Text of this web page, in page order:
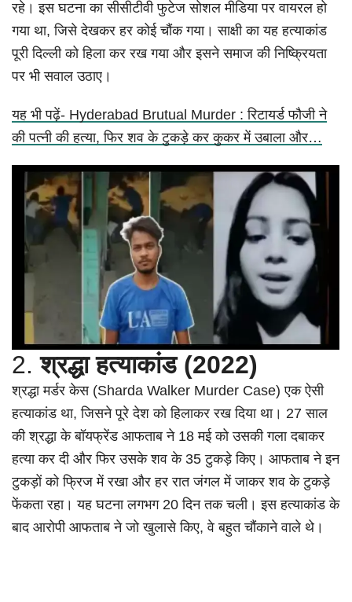
रहे। इस घटना का सीसीटीवी फुटेज सोशल मीडिया पर वायरल हो
गया था, जिसे देखकर हर कोई चौंक गया। साक्षी का यह हत्याकांड
पूरी दिल्ली को हिला कर रख गया और इसने समाज की निष्क्रियता
पर भी सवाल उठाए।
यह भी पढ़ें- Hyderabad Brutual Murder : रिटायर्ड फौजी ने
की पत्नी की हत्या, फिर शव के टुकड़े कर कुकर में उबाला और…
2.श्रद्धा हत्याकांड (2022)
श्रद्धा मर्डर केस (Sharda Walker Murder Case) एक ऐसी
हत्याकांड था, जिसने पूरे देश को हिलाकर रख दिया था। 27 साल
की श्रद्धा के बॉयफ्रेंड आफताब ने 18 मई को उसकी गला दबाकर
हत्या कर दी और फिर उसके शव के 35 टुकड़े किए। आफताब ने इन
टुकड़ों को फ्रिज में रखा और हर रात जंगल में जाकर शव के टुकड़े
फेंकता रहा। यह घटना लगभग 20 दिन तक चली। इस हत्याकांड के
बाद आरोपी आफताब ने जो खुलासे किए, वे बहुत चौंकाने वाले थे।